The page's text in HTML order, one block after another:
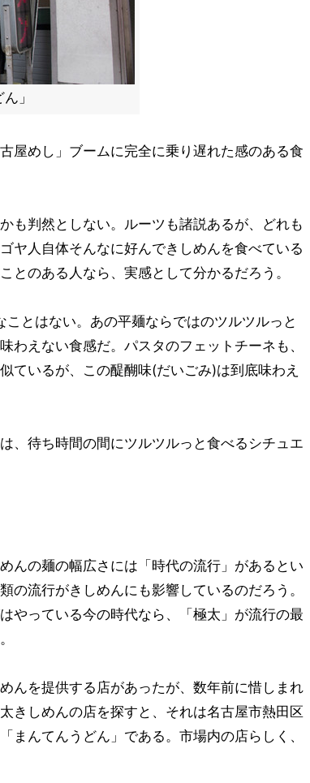
」
屋めし」ブームに完全に乗り遅れた感のある食
も判然としない。ルーツも諸説あるが、どれも
ヤ人自体そんなに好んできしめんを食べている
とのある人なら、実感として分かるだろう。
とはない。あの平麺ならではのツルツルっと
わえない食感だ。パスタのフェットチーネも、
ているが、この醍醐味(だいごみ)は到底味わえ
、待ち時間の間にツルツルっと食べるシチュエ
んの麺の幅広さには「時代の流行」があるとい
の流行がきしめんにも影響しているのだろう。
やっている今の時代なら、「極太」が流行の最
んを提供する店があったが、数年前に惜しまれ
きしめんの店を探すと、それは名古屋市熱田区
まんてんうどん」である。市場内の店らしく、